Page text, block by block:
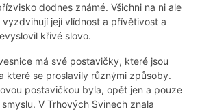
dodnes známé. Všichni na ni ale
její vlídnost a přívětivost a
křivé slovo.
má své postavičky, které jsou
které se proslavily různými způsoby.
postavičkou byla, opět jen a pouze
V Trhových Svinech znala